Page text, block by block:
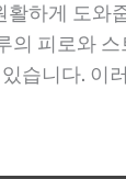
하게 도와
피로와
습니다. 이